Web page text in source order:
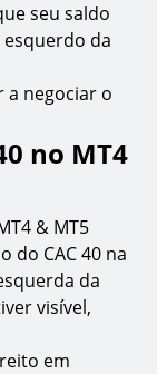
seu saldo
da
a negociar o
no MT4
& MT5
do CAC 40 na
da
visível,
em